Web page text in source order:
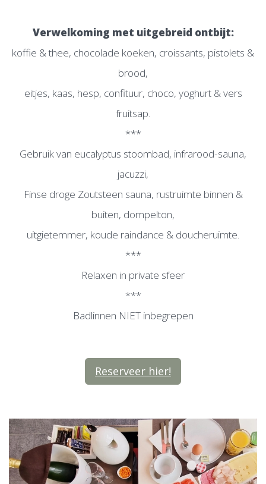
Verwelkoming met uitgebreid ontbijt:
koffie & thee, chocolade koeken, croissants, pistolets &
brood,
eitjes, kaas, hesp, confituur, choco, yoghurt & vers
fruitsap.
***
Gebruik van eucalyptus stoombad, infrarood-sauna,
jacuzzi,
Finse droge Zoutsteen sauna, rustruimte binnen &
buiten, dompelton,
uitgietemmer, koude raindance & doucheruimte.
***
Relaxen in private sfeer
***
Badlinnen NIET inbegrepen
Reserveer hier!